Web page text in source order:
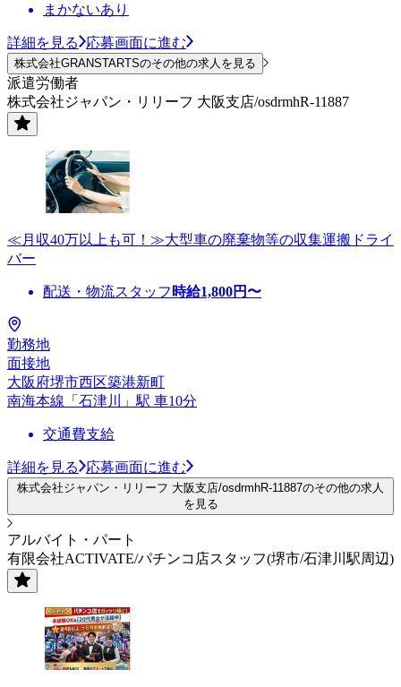
まかないあり
詳細を見る 応募画面に進む
株式会社GRANSTARTSのその他の求人を見る
派遣労働者
株式会社ジャパン・リリーフ 大阪支店/osdrmhR-11887
≪月収40万以上も可！≫大型車の廃棄物等の収集運搬ドライ
バー
配送・物流スタッフ 時給1,800円〜
勤務地
面接地
大阪府堺市西区築港新町
南海本線「石津川」駅 車10分
交通費支給
詳細を見る 応募画面に進む
株式会社ジャパン・リリーフ 大阪支店/osdrmhR-11887のその他の求人
を見る
アルバイト・パート
有限会社ACTIVATE/パチンコ店スタッフ(堺市/石津川駅周辺)